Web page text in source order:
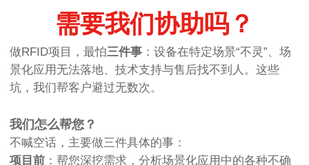
需要我们协助吗？
做RFID项目，最怕三件事 ：设备在特定场景“不灵”、场
景化应用无法落地、技术支持与售后找不到人。这些
坑，我们帮客户避过无数次。
我们怎么帮您？
不喊空话，主要做三件具体的事：
项目前 ：帮您深挖需求，分析场景化应用中的各种不确